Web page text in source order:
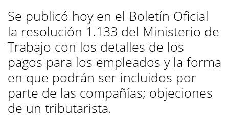
Se publicó hoy en el Boletín Oficial
la resolución 1.133 del Ministerio de
Trabajo con los detalles de los
pagos para los empleados y la forma
en que podrán ser incluidos por
parte de las compañías; objeciones
de un tributarista.